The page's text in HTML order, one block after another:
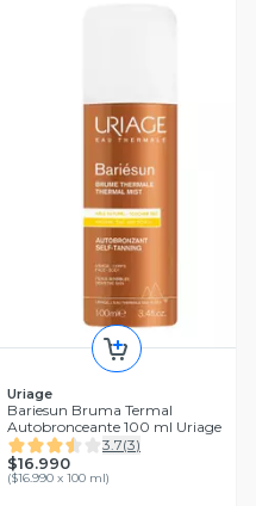
Uriage
Bariesun Bruma Termal
Autobronceante 100 ml Uriage
3.7(3)
$16.990
($16.990 x 100 ml)